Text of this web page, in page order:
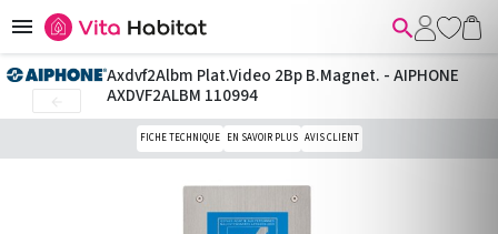
 
Axdvf2Albm Plat.Video 2Bp B.Magnet. - AIPHONE
AXDVF2ALBM 110994
FICHE TECHNIQUE EN SAVOIR PLUS AVIS CLIENT